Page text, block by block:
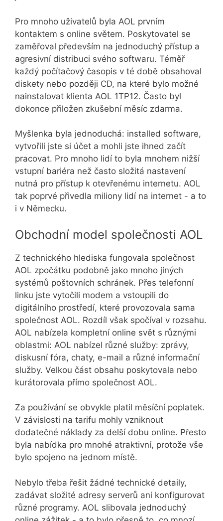
Pro mnoho uživatelů byla AOL prvním
kontaktem s online světem. Poskytovatel se
zaměřoval především na jednoduchý přístup a
agresivní distribuci svého softwaru. Téměř
každý počítačový časopis v té době obsahoval
diskety nebo později CD, na které bylo možné
nainstalovat klienta AOL 1TP12. Často byl
dokonce přiložen zkušební měsíc zdarma.
Myšlenka byla jednoduchá: installed software,
vytvořili jste si účet a mohli jste ihned začít
pracovat. Pro mnoho lidí to byla mnohem nižší
vstupní bariéra než často složitá nastavení
nutná pro přístup k otevřenému internetu. AOL
tak poprvé přivedla miliony lidí na internet - a to
i v Německu.
Obchodní model společnosti AOL
Z technického hlediska fungovala společnost
AOL zpočátku podobně jako mnoho jiných
systémů poštovních schránek. Přes telefonní
linku jste vytočili modem a vstoupili do
digitálního prostředí, které provozovala sama
společnost AOL. Rozdíl však spočíval v rozsahu.
AOL nabízela kompletní online svět s různými
oblastmi: AOL nabízel různé služby: zprávy,
diskusní fóra, chaty, e-mail a různé informační
služby. Velkou část obsahu poskytovala nebo
kurátorovala přímo společnost AOL.
Za používání se obvykle platil měsíční poplatek.
V závislosti na tarifu mohly vzniknout
dodatečné náklady za delší dobu online. Přesto
byla nabídka pro mnohé atraktivní, protože vše
bylo spojeno na jednom místě.
Nebylo třeba řešit žádné technické detaily,
zadávat složité adresy serverů ani konfigurovat
různé programy. AOL slibovala jednoduchý